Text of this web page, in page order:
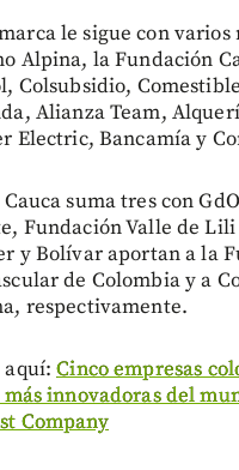
le sigue con varios
Alpina, la Fundación
Colsubsidio,
Alianza Team,
Electric, Bancamía y
suma tres con
Fundación Valle de
y Bolívar aportan a la
de Colombia y a
respectivamente.
aquí:Cinco empresas
innovadoras del
Company